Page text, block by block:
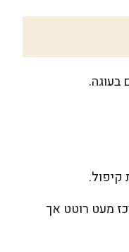
קיפול.
שחומם מראש. אופים כ-50 דקות, עד שהמרכז מעט רוטט אך